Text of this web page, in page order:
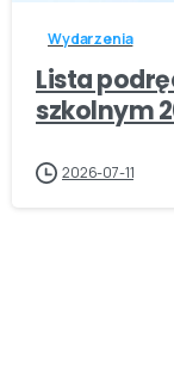
Wydarzenia
Lista
szkolnym
2026-07-11